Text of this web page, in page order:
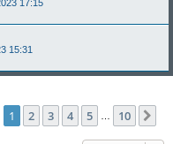
17:15
15:31
z 10
1 2 3 4 5 10